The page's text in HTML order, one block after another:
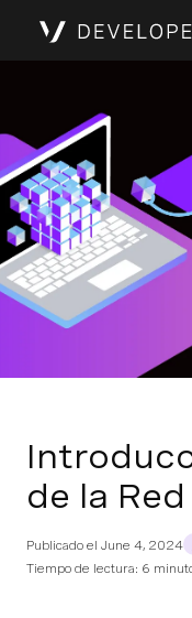
de la Red
Publicado el June 4, 2024
Tiempo de lectura: 6